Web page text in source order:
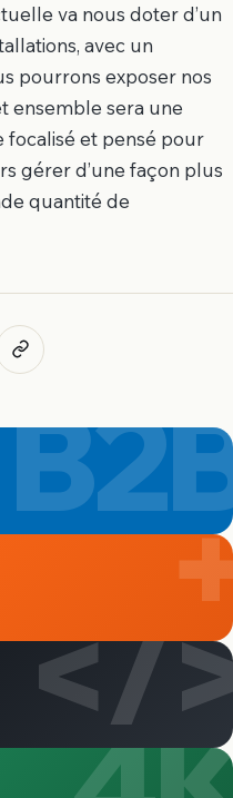
va nous doter d’un
avec un
pourrons exposer nos
ensemble sera une
et pensé pour
gérer d’une façon plus
quantité de
</